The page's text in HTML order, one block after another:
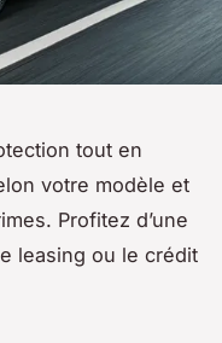
tout en
votre modèle et
Profitez d’une
leasing ou le crédit